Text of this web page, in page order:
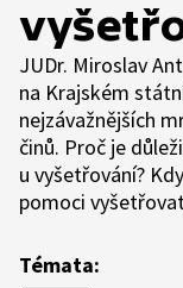
JUDr. Miroslav
na Krajském
nejzávažnějších
činů. Proč je
u vyšetřování?
pomoci
Témata: